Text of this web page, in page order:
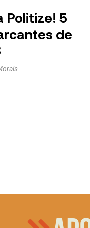
Politize! 5
de